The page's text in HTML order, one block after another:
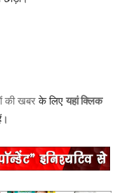
की खबरके लिए यहां क्लिक